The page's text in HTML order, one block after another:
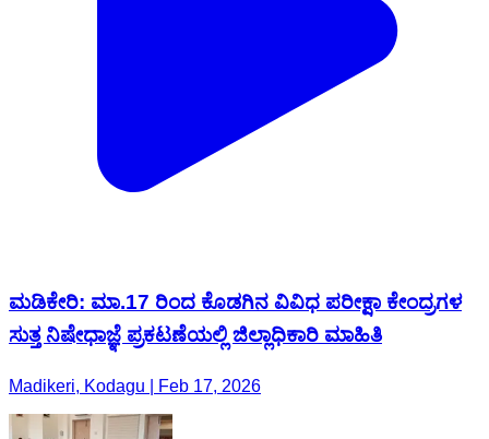
ಮಡಿಕೇರಿ: ಮಾ.17 ರಿಂದ ಕೊಡಗಿನ ವಿವಿಧ ಪರೀಕ್ಷಾ ಕೇಂದ್ರಗಳ
ಸುತ್ತ ನಿಷೇಧಾಜ್ಞೆ ಪ್ರಕಟಣೆಯಲ್ಲಿ ಜಿಲ್ಲಾಧಿಕಾರಿ ಮಾಹಿತಿ
Madikeri, Kodagu | Feb 17, 2026